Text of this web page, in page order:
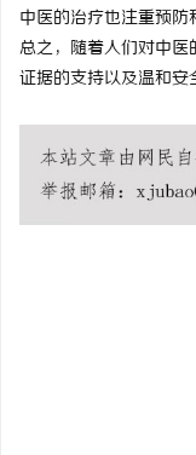
中医的治疗也注重预
总之，随着人们对中医
证据的支持以及温和安